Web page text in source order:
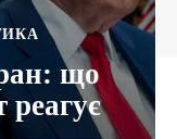
що
реагує